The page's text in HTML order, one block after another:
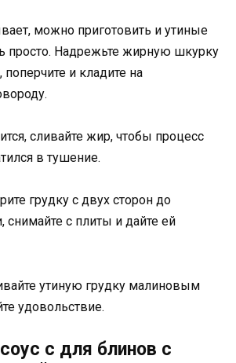
можно приготовить и утиные
просто. Надрежьте жирную шкурку
поперчите и кладите на
сливайте жир, чтобы процесс
в тушение.
грудку с двух сторон до
снимайте с плиты и дайте ей
утиную грудку малиновым
удовольствие.
с для блинов с